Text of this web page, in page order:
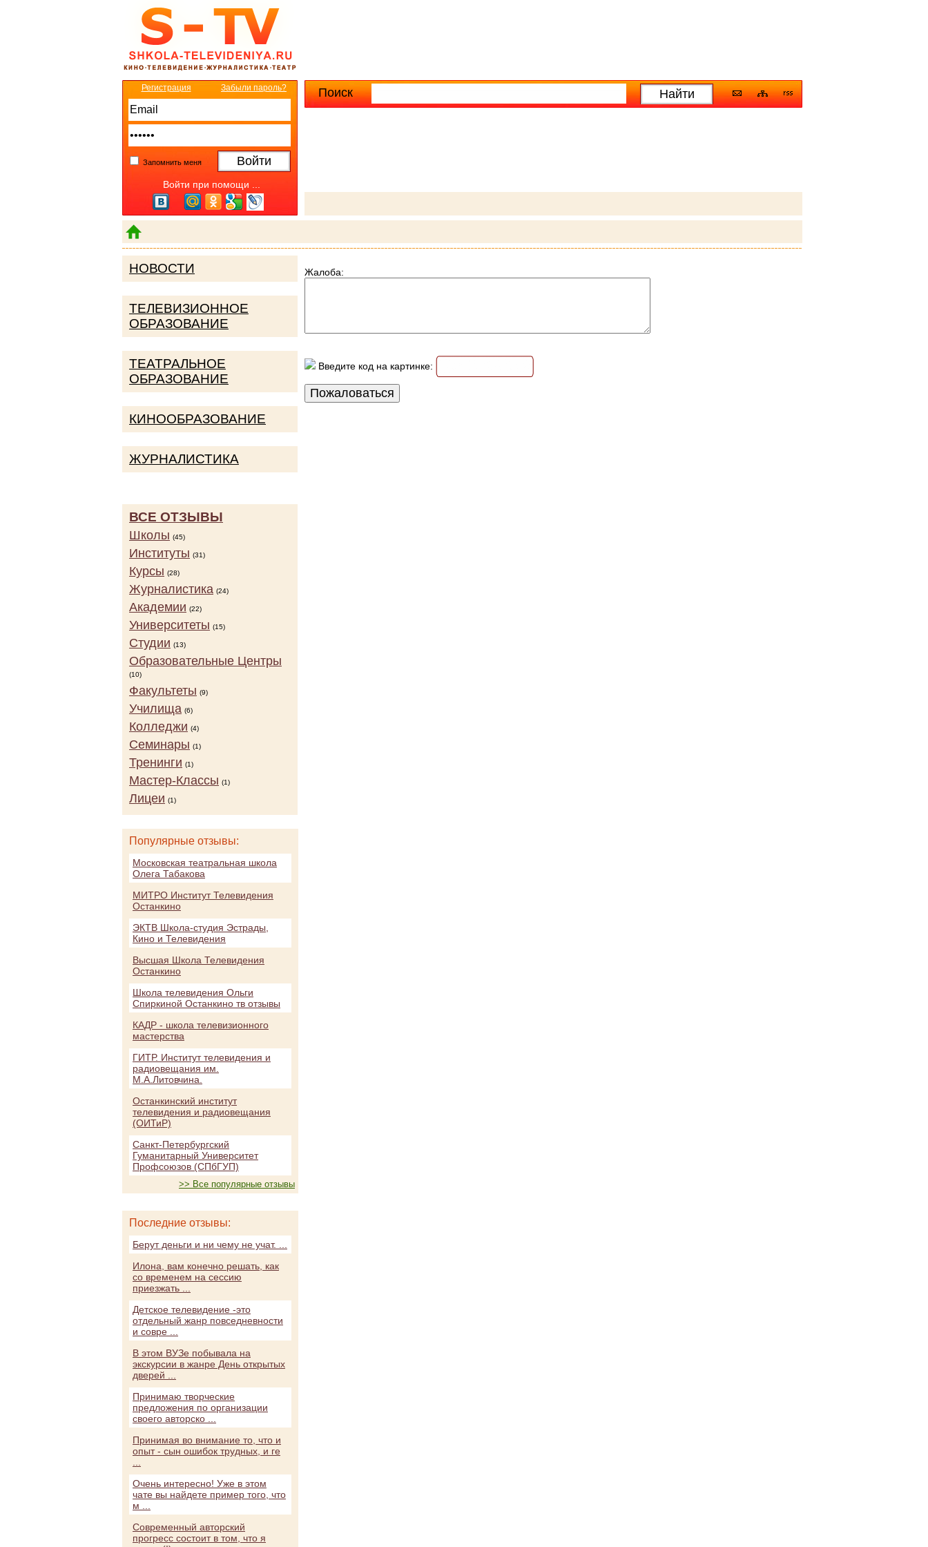
Поиск
Расширенный поиск
Регистрация Забыли пароль?
Запомнить меня
Войти при помощи ...
Жалоба:
Введите код на картинке:
НОВОСТИ
ТЕЛЕВИЗИОННОЕ
ОБРАЗОВАНИЕ
ТЕАТРАЛЬНОЕ
ОБРАЗОВАНИЕ
КИНООБРАЗОВАНИЕ
ЖУРНАЛИСТИКА
ВСЕ ОТЗЫВЫ
Школы (45)
Институты (31)
Курсы (28)
Журналистика (24)
Академии (22)
Университеты (15)
Студии (13)
Образовательные Центры
(10)
Факультеты (9)
Училища (6)
Колледжи (4)
Семинары (1)
Тренинги (1)
Мастер-Классы (1)
Лицеи (1)
Популярные отзывы:
Московская театральная школа
Олега Табакова
МИТРО Институт Телевидения
Останкино
ЭКТВ Школа-студия Эстрады,
Кино и Телевидения
Высшая Школа Телевидения
Останкино
Школа телевидения Ольги
Спиркиной Останкино тв отзывы
КАДР - школа телевизионного
мастерства
ГИТР. Институт телевидения и
радиовещания им.
М.А.Литовчина.
Останкинский институт
телевидения и радиовещания
(ОИТиР)
Санкт-Петербургский
Гуманитарный Университет
Профсоюзов (СПбГУП)
>> Все популярные отзывы
Последние отзывы:
Берут деньги и ни чему не учат. ...
Илона, вам конечно решать, как
со временем на сессию
приезжать ...
Детское телевидение -это
отдельный жанр повседневности
и совре ...
В этом ВУЗе побывала на
экскурсии в жанре День открытых
дверей ...
Принимаю творческие
предложения по организации
своего авторско ...
Принимая во внимание то, что и
опыт - сын ошибок трудных, и ге
Очень интересно! Уже в этом
чате вы найдете пример того, что
м ...
Современный авторский
прогресс состоит в том, что я